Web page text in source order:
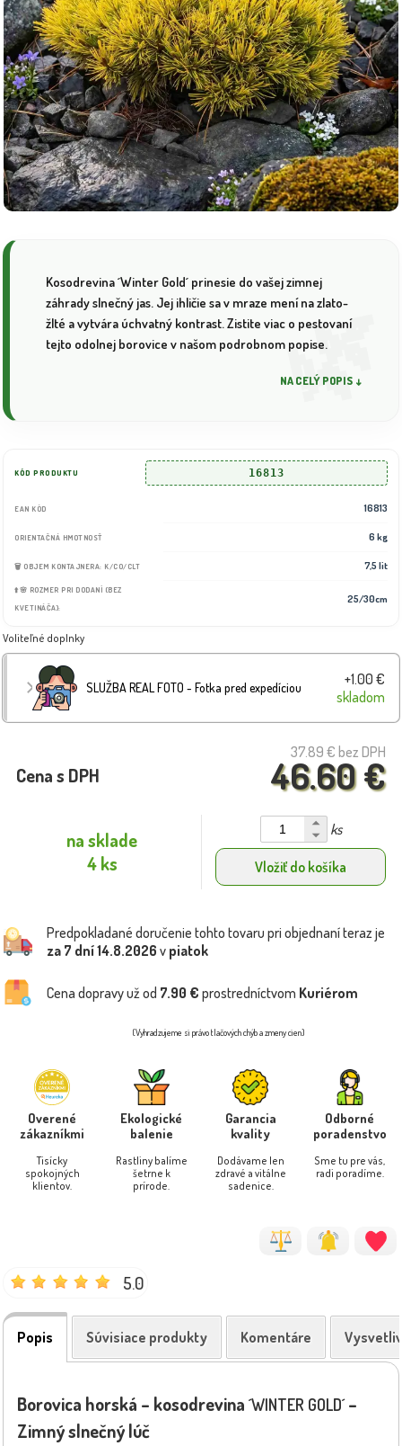
Kosodrevina ´Winter Gold´ prinesie do vašej zimnej
záhrady slnečný jas. Jej ihličie sa v mraze mení na zlato-
žlté a vytvára úchvatný kontrast. Zistite viac o pestovaní
tejto odolnej borovice v našom podrobnom popise.
NA CELÝ POPIS ↓
KÓD PRODUKTU 16813
EAN KÓD 16813
ORIENTAČNÁ HMOTNOSŤ 6 kg
🗑️ OBJEM KONTAJNERA: K/CO/CLT 7,5 lit
⬆️🌸 ROZMER PRI DODANÍ (BEZ
KVETINÁČA):
25/30cm
Voliteľné doplnky
SLUŽBA REAL FOTO - Fotka pred expedíciou
+1.00 €
skladom
37.89 € bez DPH
46.60 €
Cena s DPH
na sklade
4 ks
ks
Vložiť do košíka
Predpokladané doručenie tohto tovaru pri objednaní teraz je
za 7 dní14.8.2026 v piatok
Cena dopravy už od 7.90 € prostredníctvom Kuriérom
(Vyhradzujeme si právo tlačových chýb a zmeny cien)
Overené
zákazníkmi
Tisícky
spokojných
klientov.
Ekologické
balenie
Rastliny balíme
šetrne k
prírode.
Garancia
kvality
Dodávame len
zdravé a vitálne
sadenice.
Odborné
poradenstvo
Sme tu pre vás,
radi poradíme.
5.0
Popis Súvisiace produkty Komentáre
Borovica horská – kosodrevina ´WINTER GOLD´–
Zimný slnečný lúč